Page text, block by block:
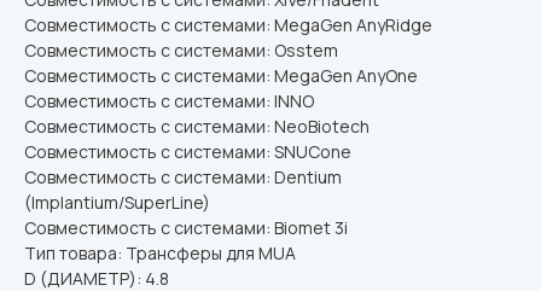
Совместимость с системами: MegaGen AnyRidge
Совместимость с системами: Osstem
Совместимость с системами: MegaGen AnyOne
Совместимость с системами: INNO
Совместимость с системами: NeoBiotech
Совместимость с системами: SNUCone
Совместимость с системами: Dentium
(Implantium/SuperLine)
Совместимость с системами: Biomet 3i
Тип товара: Трансферы для MUA
D (ДИАМЕТР): 4.8